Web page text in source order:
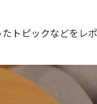
トピックなどをレポ